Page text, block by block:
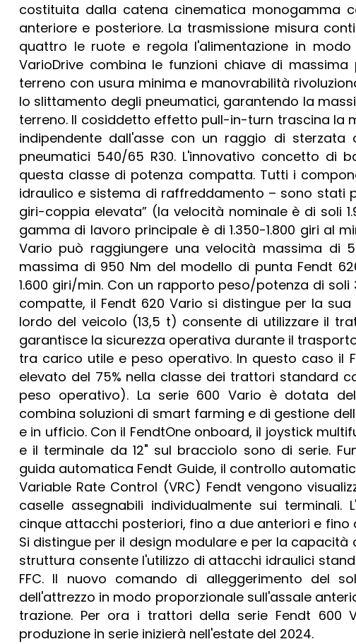
costituita dalla catena cinematica monogamma
anteriore e posteriore. La trasmissione misura
quattro le ruote e regola l'alimentazione in
VarioDrive combina le funzioni chiave di
terreno con usura minima e manovrabilità
lo slittamento degli pneumatici, garantendo la
terreno. Il cosiddetto effetto pull-in-turn trascina la
indipendente dall'asse con un raggio di
pneumatici 540/65 R30. L'innovativo concetto di
questa classe di potenza compatta. Tutti i
idraulico e sistema di raffreddamento – sono stati
giri-coppia elevata” (la velocità nominale è di soli
gamma di lavoro principale è di 1.350-1.800 giri al
Vario può raggiungere una velocità massima di
massima di 950 Nm del modello di punta Fendt
1.600 giri/min. Con un rapporto peso/potenza di
compatte, il Fendt 620 Vario si distingue per la
lordo del veicolo (13,5 t) consente di utilizzare il
garantisce la sicurezza operativa durante il
tra carico utile e peso operativo. In questo caso il
elevato del 75% nella classe dei trattori standard
peso operativo). La serie 600 Vario è dotata
combina soluzioni di smart farming e di gestione
e in ufficio. Con il FendtOne onboard, il joystick
e il terminale da 12" sul bracciolo sono di serie.
guida automatica Fendt Guide, il controllo
Variable Rate Control (VRC) Fendt vengono
caselle assegnabili individualmente sui
cinque attacchi posteriori, fino a due anteriori e
Si distingue per il design modulare e per la capacità
struttura consente l'utilizzo di attacchi idraulici
FFC. Il nuovo comando di alleggerimento del
dell'attrezzo in modo proporzionale sull'assale
trazione. Per ora i trattori della serie Fendt 600
produzione in serie inizierà nell'estate del 2024.